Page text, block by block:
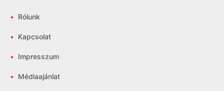
• Rólunk
• Kapcsolat
• Impresszum
• Médiaajánlat